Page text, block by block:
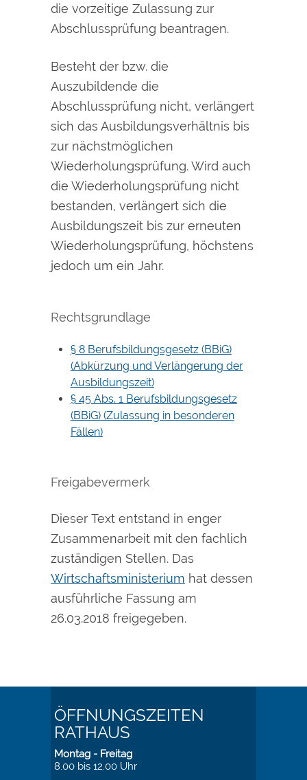
die vorzeitige Zulassung zur
Abschlussprüfung beantragen.
Besteht der bzw. die
Auszubildende die
Abschlussprüfung nicht, verlängert
sich das Ausbildungsverhältnis bis
zur nächstmöglichen
Wiederholungsprüfung. Wird auch
die Wiederholungsprüfung nicht
bestanden, verlängert sich die
Ausbildungszeit bis zur erneuten
Wiederholungsprüfung, höchstens
jedoch um ein Jahr.
Rechtsgrundlage
§ 8 Berufsbildungsgesetz (BBiG)
(Abkürzung und Verlängerung der
Ausbildungszeit)
§ 45 Abs. 1 Berufsbildungsgesetz
(BBiG) (Zulassung in besonderen
Fällen)
Freigabevermerk
Dieser Text entstand in enger
Zusammenarbeit mit den fachlich
zuständigen Stellen. Das
Wirtschaftsministerium hat dessen
ausführliche Fassung am
26.03.2018 freigegeben.
ÖFFNUNGSZEITEN
RATHAUS
Montag - Freitag
8.00 bis 12.00 Uhr